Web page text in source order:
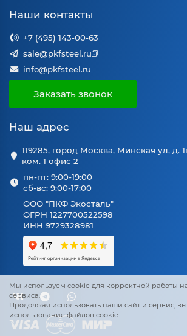
Мы используем cookie для корректной работы
сервиса.
Продолжая использовать наши сайт и сервис,
использование файлов cookie.
Наши контакты
+7 (495) 143-00-63
sale@pkfsteel.ru
info@pkfsteel.ru
Заказать звонок
Наш адрес
119285, город Москва, Минская ул, д.
ком. 1 офис 2
пн-пт: 9:00-19:00
сб-вс: 9:00-17:00
ООО "ПКФ Экосталь"
ОГРН 1227700522598
ИНН 9729328981